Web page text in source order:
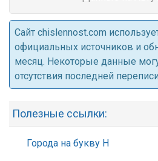
Cайт chislennost.com
официальных источников и
месяц. Некоторые данные
отсутствия последней
Полезные ссылки:
Города на букву Н